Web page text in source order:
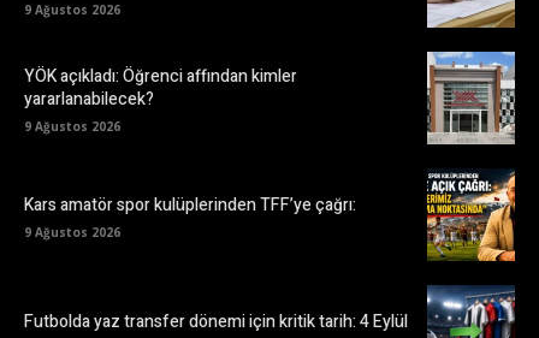
9 Ağustos 2026
YÖK açıkladı: Öğrenci affından kimler
yararlanabilecek?
9 Ağustos 2026
Kars amatör spor kulüplerinden TFF’ye çağrı:
9 Ağustos 2026
Futbolda yaz transfer dönemi için kritik tarih: 4 Eylül